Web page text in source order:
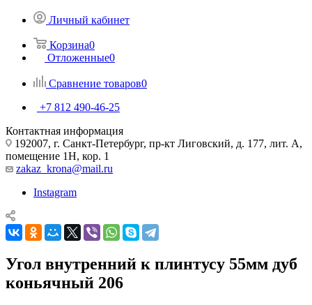
Личный кабинет
Корзина0
Отложенные0
Сравнение товаров0
+7 812 490-46-25
Контактная информация
192007, г. Санкт-Петербург, пр-кт Лиговский, д. 177, лит. А,
помещение 1Н, кор. 1
zakaz_krona@mail.ru
Instagram
Угол внутренний к плинтусу 55мм дуб
коньячный 206